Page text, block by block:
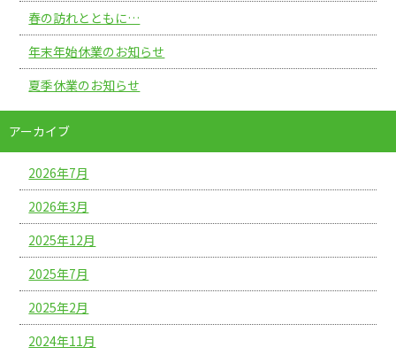
春の訪れとともに…
年末年始休業のお知らせ
夏季休業のお知らせ
アーカイブ
2026年7月
2026年3月
2025年12月
2025年7月
2025年2月
2024年11月